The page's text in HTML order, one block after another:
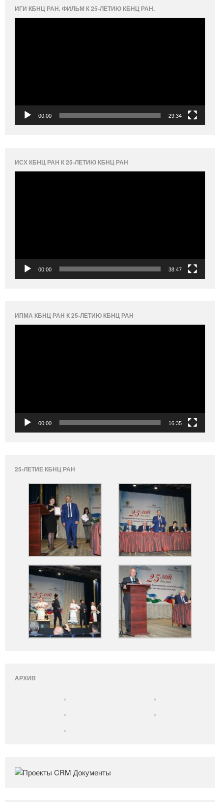
ИГИ КБНЦ РАН. ФИЛЬМ К 25-ЛЕТИЮ КБНЦ РАН.
00:00 29:34
ИСХ КБНЦ РАН К 25-ЛЕТИЮ КБНЦ РАН
00:00 38:47
ИПМА КБНЦ РАН К 25-ЛЕТИЮ КБНЦ РАН
00:00 16:35
25-ЛЕТИЕ КБНЦ РАН
АРХИВ